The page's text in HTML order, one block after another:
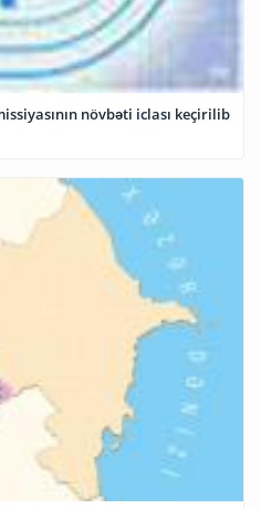
növbəti iclası keçirilib